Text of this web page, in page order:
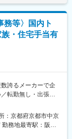
を目的に下記業務
ェクト化させる
釈及び今後の計画
成する
。日本・アメリ
爪白癬治療剤「ク
務等〉国内ト
・住宅手当有
誇るメーカーで企
転勤無し・出張無
：京都府京都市中京
務地最寄駅：阪急